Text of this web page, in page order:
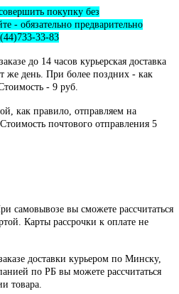
покупку без
- обязательно предварительно
33-83
до 14 часов курьерская доставка
же день. При более поздних - как
- 9 руб.
как правило, отправляем на
почтового отправления 5
самовывозе вы сможете рассчитаться
Карты рассрочки к оплате не
доставки курьером по Минску,
по РБ вы можете рассчитаться
товара.